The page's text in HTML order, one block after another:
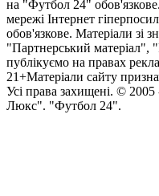
на "Футбол 24"
мережі Інтернет
обов'язкове. Матеріали зі
"Партнерський
публікуємо на правах
21+Матеріали сайту
Усi права захищенi. © 2005
Люкс". "Футбол 24".